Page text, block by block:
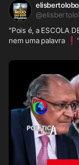
@
"Pois é, a ESCOLA
nem uma palavra
❗ "